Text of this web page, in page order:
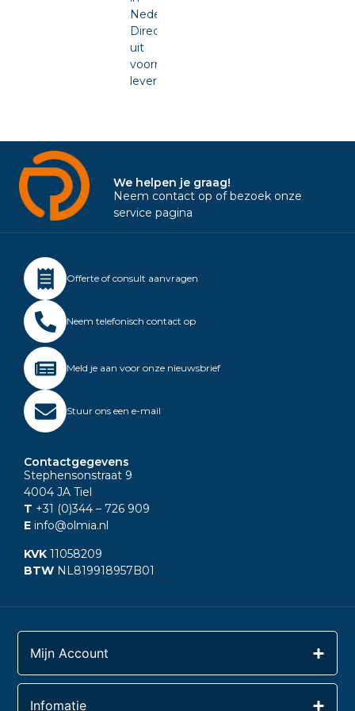
Nederland.
Direct
uit
voorraad
leverbaar.
We helpen je graag!
Neem contact op of bezoek onze
service pagina
Offerte of consult aanvragen
Neem telefonisch contact op
Meld je aan voor onze nieuwsbrief
Stuur ons een e-mail
Contactgegevens
Stephensonstraat 9
4004 JA Tiel
T +31 (0)344 – 726 909
E info@olmia.nl
KVK 11058209
BTW NL819918957B01
Mijn Account
Infomatie